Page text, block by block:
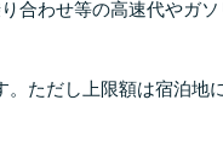
合わせ等の高速代やガソ
ただし上限額は宿泊地